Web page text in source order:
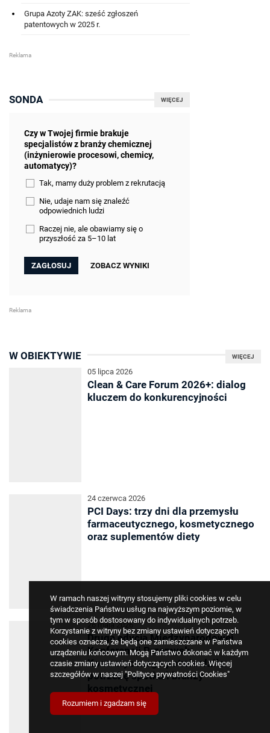
W ramach naszej witryny stosujemy pliki cookies w celu
świadczenia Państwu usług na najwyższym poziomie, w
tym w sposób dostosowany do indywidualnych potrzeb.
Korzystanie z witryny bez zmiany ustawień dotyczących
cookies oznacza, że będą one zamieszczane w Państwa
urządzeniu końcowym. Mogą Państwo dokonać w każdym
czasie zmiany ustawień dotyczących cookies. Więcej
szczegółów w naszej"Polityce prywatności Cookies"
Rozumiem i zgadzam się
Grupa Azoty ZAK: sześć zgłoszeń
patentowych w 2025 r.
WIĘCEJ
SONDA
Czy w Twojej firmie brakuje
specjalistów z branży chemicznej
(inżynierowie procesowi, chemicy,
automatycy)?
Tak, mamy duży problem z rekrutacją
Nie, udaje nam się znaleźć
odpowiednich ludzi
Raczej nie, ale obawiamy się o
przyszłość za 5–10 lat
ZOBACZ WYNIKI
WIĘCEJ
W OBIEKTYWIE
05 lipca 2026
Clean & Care Forum 2026+: dialog
kluczem do konkurencyjności
24 czerwca 2026
PCI Days: trzy dni dla przemysłu
farmaceutycznego, kosmetycznego
oraz suplementów diety
26 maja 2026
Druga edycja Międzynarodowej
Konferencji Przemysłu
Kosmetycznego potwierdziła
potrzebę spotkań branży
kosmetycznej